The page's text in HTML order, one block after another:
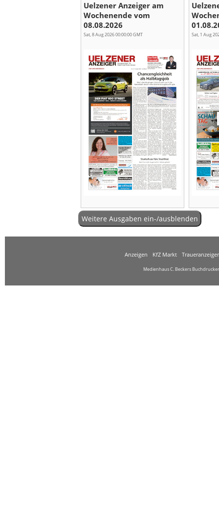
Uelzener Anzeiger am
Wochenende vom
08.08.2026
Sat, 8 Aug 2026 00:00:00 GMT Sat, 1 Aug
Weitere Ausgaben ein-/ausblenden
Anzeigen KfZ Markt
Medienhaus C. Beckers